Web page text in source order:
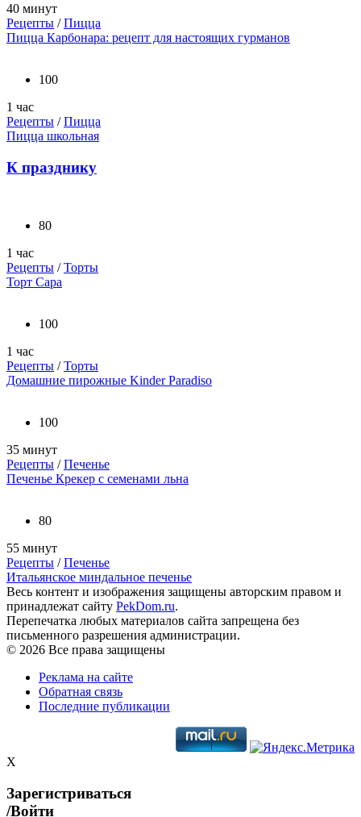
40 минут
Рецепты /Пицца
Пицца Карбонара: рецепт для настоящих гурманов
100
1 час
Рецепты /Пицца
Пицца школьная
К празднику
80
1 час
Рецепты /Торты
Торт Сара
100
1 час
Рецепты /Торты
Домашние пирожные Kinder Paradiso
100
35 минут
Рецепты /Печенье
Печенье Крекер с семенами льна
80
55 минут
Рецепты /Печенье
Итальянское миндальное печенье
Весь контент и изображения защищены авторским правом и
принадлежат сайту PekDom.ru.
Перепечатка любых материалов сайта запрещена без
письменного разрешения администрации.
© 2026 Все права защищены
Реклама на сайте
Обратная связь
Последние публикации
X
Зарегистриваться
/Войти